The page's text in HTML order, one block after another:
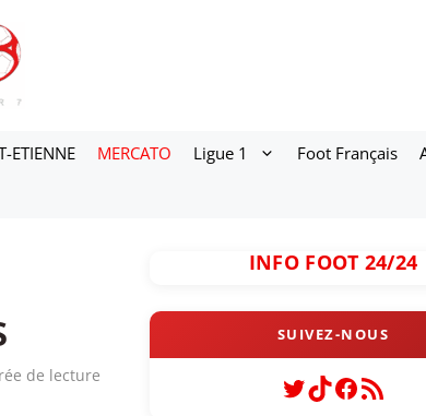
ETIENNE MERCATO Ligue 1 Foot Français
de lecture
INFO FOOT 24/24
Twitter
TikTok
Flux RSS